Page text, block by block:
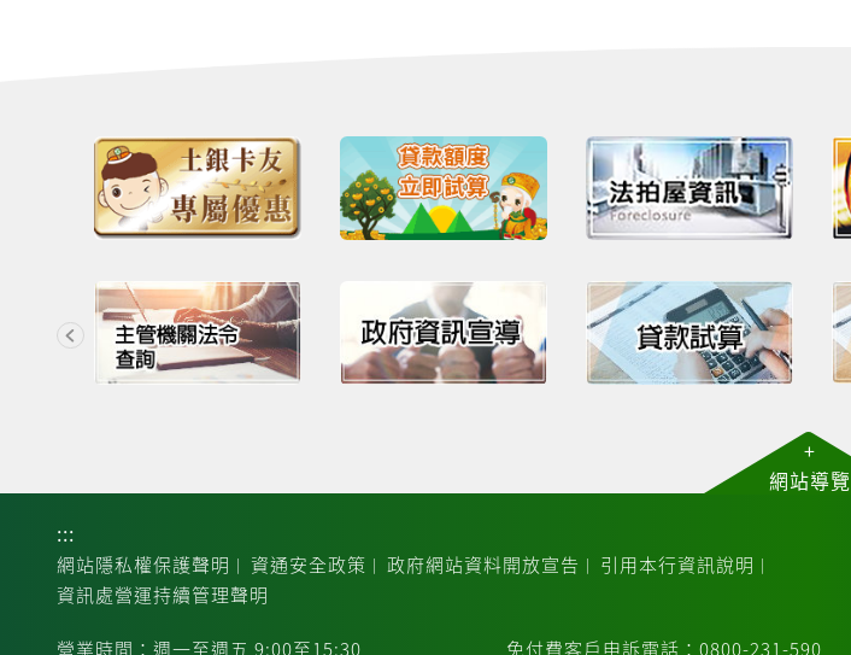
土地銀行青安貸款利息補貼調整
通知
+
網站導覽
:::
網站隱私權保護聲明 ｜ 資通安全政策 ｜ 政府網站資料開放宣告 ｜ 引用本行資訊說明 ｜
資訊處營運持續管理聲明
營業時間：週一至週五 9:00至15:30 免付費客戶申訴電話：0800-231-590